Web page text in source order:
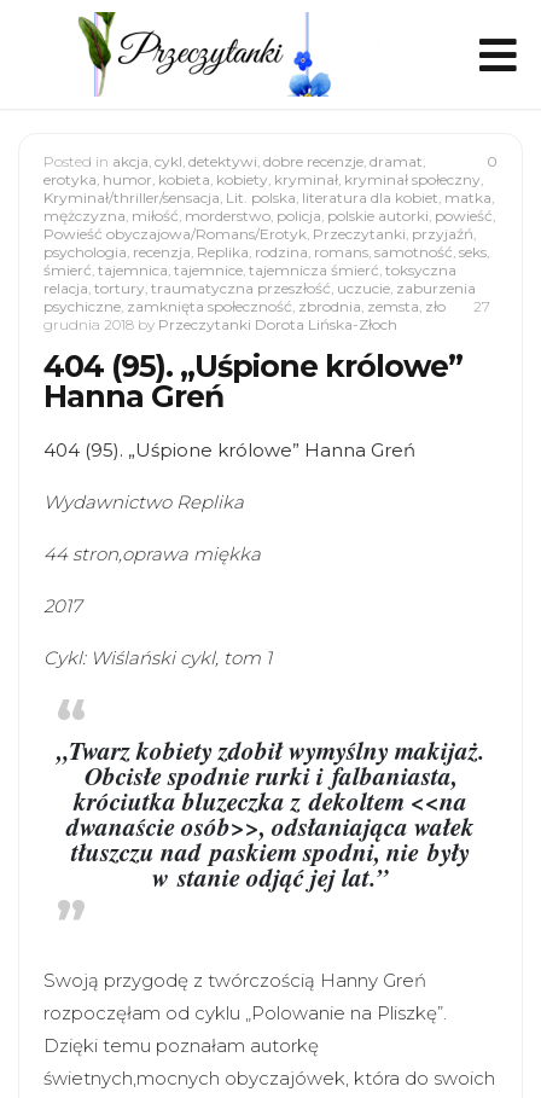
0
Posted in akcja, cykl, detektywi, dobre recenzje, dramat,
erotyka, humor, kobieta, kobiety, kryminał, kryminał społeczny,
Kryminał/thriller/sensacja, Lit. polska, literatura dla kobiet, matka,
mężczyzna, miłość, morderstwo, policja, polskie autorki, powieść,
Powieść obyczajowa/Romans/Erotyk, Przeczytanki, przyjaźń,
psychologia, recenzja, Replika, rodzina, romans, samotność, seks,
śmierć, tajemnica, tajemnice, tajemnicza śmierć, toksyczna
relacja, tortury, traumatyczna przeszłość, uczucie, zaburzenia
psychiczne, zamknięta społeczność, zbrodnia, zemsta, zło
27
grudnia 2018 by Przeczytanki Dorota Lińska-Złoch
404 (95). „Uśpione królowe”
Hanna Greń
404 (95). „Uśpione królowe” Hanna Greń
Wydawnictwo Replika
44 stron,oprawa miękka
2017
Cykl: Wiślański cykl, tom 1
„Twarz kobiety zdobił wymyślny makijaż.
Obcisłe spodnie rurki i falbaniasta,
króciutka bluzeczka z dekoltem <<na
dwanaście osób>>, odsłaniająca wałek
tłuszczu nad paskiem spodni, nie były
w stanie odjąć jej lat.”
Swoją przygodę z twórczością Hanny Greń
rozpoczęłam od cyklu „Polowanie na Pliszkę”.
Dzięki temu poznałam autorkę
świetnych,mocnych obyczajówek, która do swoich